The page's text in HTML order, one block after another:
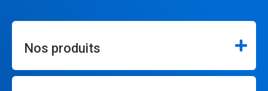
Nos produits